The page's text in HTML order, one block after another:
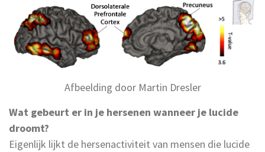
Afbeelding door Martin Dresler
Wat gebeurt er in je hersenen wanneer je lucide
droomt?
Eigenlijk lijkt de hersenactiviteit van mensen die lucide